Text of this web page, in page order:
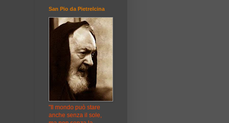
San Pio da Pietrelcina
"Il mondo può stare
anche senza il sole,